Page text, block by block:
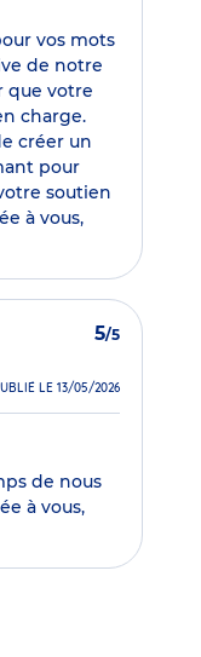
vos mots
de notre
que votre
charge.
créer un
pour
soutien
à vous,
5/5
LE 13/05/2026
de nous
à vous,